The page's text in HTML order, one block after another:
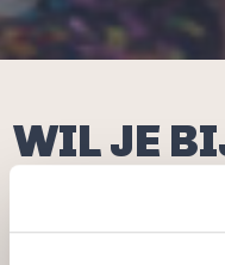
WIL JE
WE.